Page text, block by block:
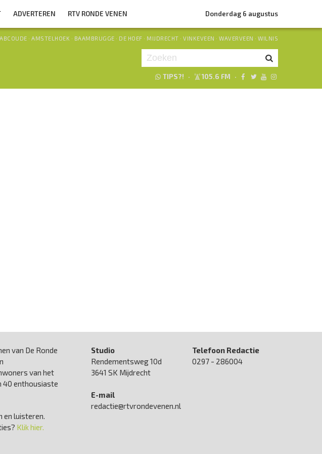
ADVERTEREN RTV RONDE VENEN Donderdag 6 augustus
ABCOUDE · AMSTELHOEK · BAAMBRUGGE · DE HOEF · MIJDRECHT · VINKEVEEN · WAVERVEEN · WILNIS
TIPS?! · 105.6 FM ·
van De Ronde
van het
40 enthousiaste
en luisteren.
Klik hier.
Studio
Rendementsweg 10d
3641 SK Mijdrecht
E-mail
redactie@rtvrondevenen.nl
Telefoon Redactie
0297 - 286004